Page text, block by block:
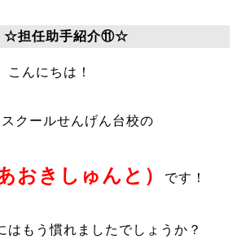
☆担任助手紹介⑪☆
こんにちは！
クールせんげん台校の
おきしゅんと） です！
はもう慣れましたでしょうか？